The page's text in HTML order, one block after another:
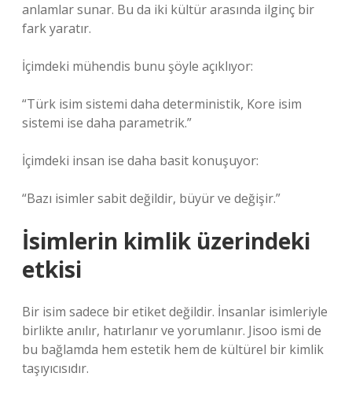
anlamlar sunar. Bu da iki kültür arasında ilginç bir
fark yaratır.
İçimdeki mühendis bunu şöyle açıklıyor:
“Türk isim sistemi daha deterministik, Kore isim
sistemi ise daha parametrik.”
İçimdeki insan ise daha basit konuşuyor:
“Bazı isimler sabit değildir, büyür ve değişir.”
İsimlerin kimlik üzerindeki
etkisi
Bir isim sadece bir etiket değildir. İnsanlar isimleriyle
birlikte anılır, hatırlanır ve yorumlanır. Jisoo ismi de
bu bağlamda hem estetik hem de kültürel bir kimlik
taşıyıcısıdır.